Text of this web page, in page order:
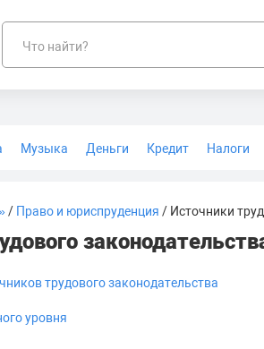
Что найти?
Музыка Деньги Кредит Налоги
/ Право и юриспруденция / Источники
трудового законодательства
уровня